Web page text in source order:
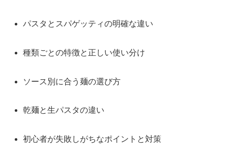
パスタとスパゲッティの明確な違い
種類ごとの特徴と正しい使い分け
ソース別に合う麺の選び方
乾麺と生パスタの違い
初心者が失敗しがちなポイントと対策